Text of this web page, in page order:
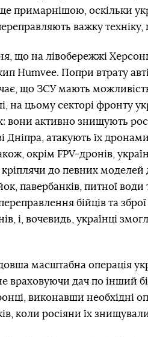
примарнішою, оскільки
важку
що на лівобережжі
Humvee. Попри втрату
що ЗСУ мають
на цьому секторі фронту
вони активно знищують
Дніпра, атакують їх
окрім FPV-дронів,
до певних моделей
павербанків, питної
бійців та
і, вочевидь, українці
масштабна операція
враховуючи дач по інший
виконавши необхідні
коли росіяни їх